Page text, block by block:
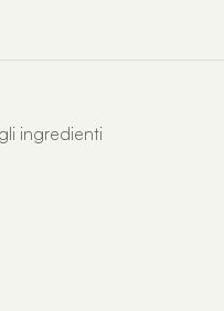
ingredienti